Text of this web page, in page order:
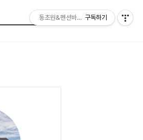
동초원&펜션바티&퀼트
구독하기